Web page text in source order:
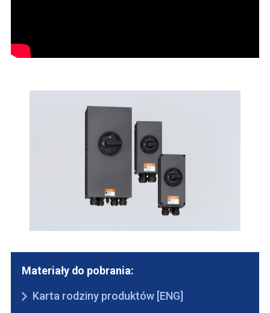
Materiały do pobrania:
Karta rodziny produktów [ENG]